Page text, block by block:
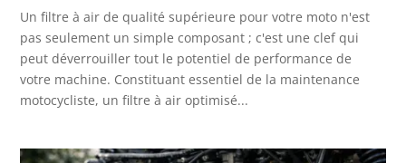
Un filtre à air de qualité supérieure pour votre moto n'est
pas seulement un simple composant ; c'est une clef qui
peut déverrouiller tout le potentiel de performance de
votre machine. Constituant essentiel de la maintenance
motocycliste, un filtre à air optimisé...